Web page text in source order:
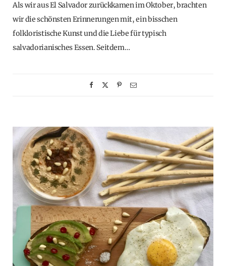
Als wir aus El Salvador zurückkamen im Oktober, brachten
wir die schönsten Erinnerungen mit, ein bisschen
folkloristische Kunst und die Liebe für typisch
salvadorianisches Essen. Seitdem…